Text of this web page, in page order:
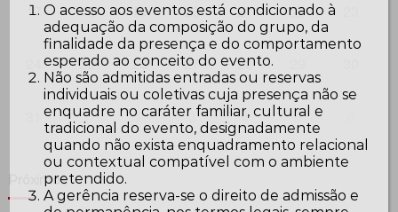
17 18 19 20 21 22
25 26 27 28
1 2 3 4 5
Próximos
O acesso aos eventos está condicionado à
adequação da composição do grupo, da
finalidade da presença e do comportamento
esperado ao conceito do evento.
Não são admitidas entradas ou reservas
individuais ou coletivas cuja presença não se
enquadre no caráter familiar, cultural e
tradicional do evento, designadamente
quando não exista enquadramento relacional
ou contextual compatível com o ambiente
pretendido.
A gerência reserva-se o direito de admissão e